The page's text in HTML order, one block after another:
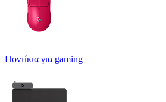
Ποντίκια για gaming